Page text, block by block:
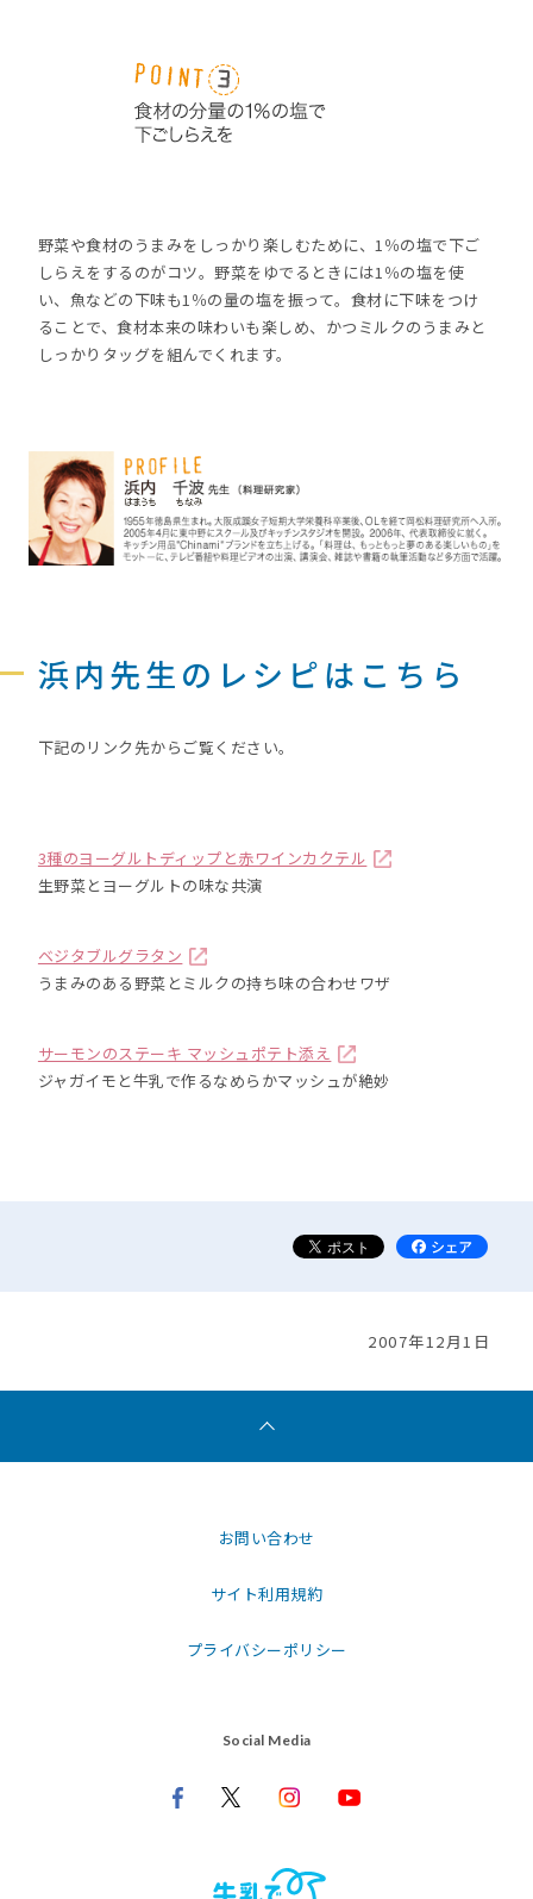
野菜や食材のうまみをしっかり楽しむために、1％の塩で下ご
しらえをするのがコツ。野菜をゆでるときには1％の塩を使
い、魚などの下味も1％の量の塩を振って。食材に下味をつけ
ることで、食材本来の味わいも楽しめ、かつミルクのうまみと
しっかりタッグを組んでくれます。
浜内先生のレシピはこちら
下記のリンク先からご覧ください。
3種のヨーグルトディップと赤ワインカクテル
生野菜とヨーグルトの味な共演
ベジタブルグラタン
うまみのある野菜とミルクの持ち味の合わせワザ
サーモンのステーキ マッシュポテト添え
ジャガイモと牛乳で作るなめらかマッシュが絶妙
2007年12月1日
お問い合わせ
サイト利用規約
プライバシーポリシー
Social Media